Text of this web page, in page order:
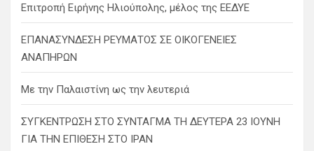
Επιτροπή Ειρήνης Ηλιούπολης, μέλος της ΕΕΔΥΕ
ΕΠΑΝΑΣΥΝΔΕΣΗ ΡΕΥΜΑΤΟΣ ΣΕ ΟΙΚΟΓΕΝΕΙΕΣ
ΑΝΑΠΗΡΩΝ
Με την Παλαιστίνη ως την λευτεριά
ΣΥΓΚΕΝΤΡΩΣΗ ΣΤΟ ΣΥΝΤΑΓΜΑ ΤΗ ΔΕΥΤΕΡΑ 23 ΙΟΥΝΗ
ΓΙΑ ΤΗΝ ΕΠΙΘΕΣΗ ΣΤΟ ΙΡΑΝ